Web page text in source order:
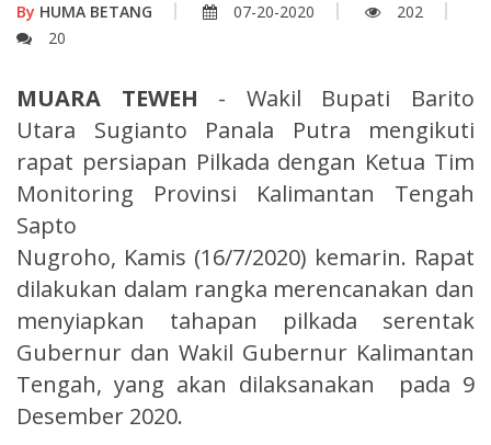
By HUMA BETANG 07-20-2020
202
20
MUARA TEWEH - Wakil Bupati Barito
Utara Sugianto Panala Putra mengikuti
rapat persiapan Pilkada dengan Ketua Tim
Monitoring Provinsi Kalimantan Tengah
Sapto
Nugroho, Kamis (16/7/2020) kemarin. Rapat
dilakukan dalam rangka merencanakan dan
menyiapkan tahapan pilkada serentak
Gubernur dan Wakil Gubernur Kalimantan
Tengah, yang akan dilaksanakan pada 9
Desember 2020.